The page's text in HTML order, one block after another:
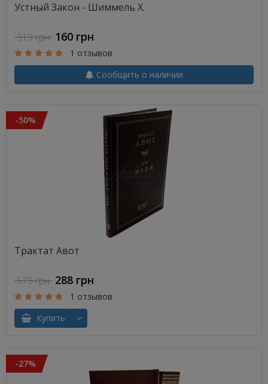
Устный Закон - Шиммель Х.
319 грн 160 грн
1 отзывов
Сообщить о наличии
-50%
Трактат Авот
575 грн 288 грн
1 отзывов
Купить
-27%